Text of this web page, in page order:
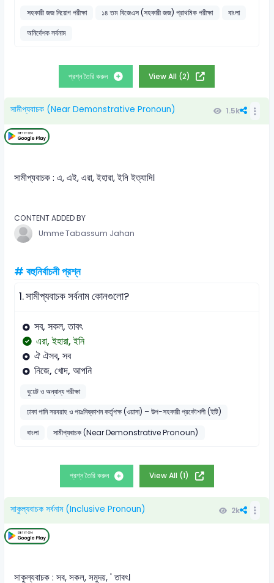
সহকারী জজ নিয়োগ পরীক্ষা ১৪ তম বিজেএস (সহকারী জজ) প্রাথমিক পরীক্ষা
বাংলা
অনির্দেশক সর্বনাম
প্রশ্ন তৈরি করুন View All (2)
সামীপ্যবাচক (Near Demonstrative Pronoun) 1.5k
সামীপ্যবাচক : এ, এই, এরা, ইহারা, ইনি ইত্যাদি।
CONTENT ADDED BY
Umme Tabassum Jahan
# বহুনির্বাচনী প্রশ্ন
1.সামীপ্যবাচক সর্বনাম কোনগুলো?
সব, সকল, তাবৎ
এরা, ইহারা, ইনি
ঐ ঐসব, সব
নিজে, খোদ, আপনি
বুয়েট ও অন্যান্য পরীক্ষা
ঢাকা পানি সরবরাহ ও পয়ঃনিষ্কাশন কর্তৃপক্ষ (ওয়াসা) – উপ-সহকারী প্রকৌশলী (ইটি)
বাংলা
সামীপ্যবাচক (Near Demonstrative Pronoun)
প্রশ্ন তৈরি করুন View All (1)
সাকুল্যবাচক সর্বনাম (Inclusive Pronoun) 2k
সাকুল্যবাচক : সব, সকল, সমুদয়, ' তাবৎ।